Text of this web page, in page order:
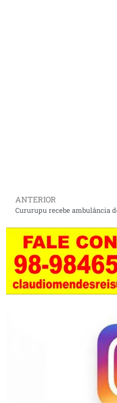
ANTERIOR